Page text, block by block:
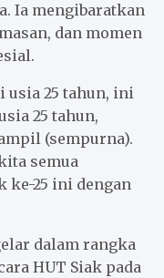
Ia mengibaratkan
dan momen
usia 25 tahun, ini
25 tahun,
(sempurna).
semua
ke-25 ini dengan
dalam rangka
HUT Siak pada